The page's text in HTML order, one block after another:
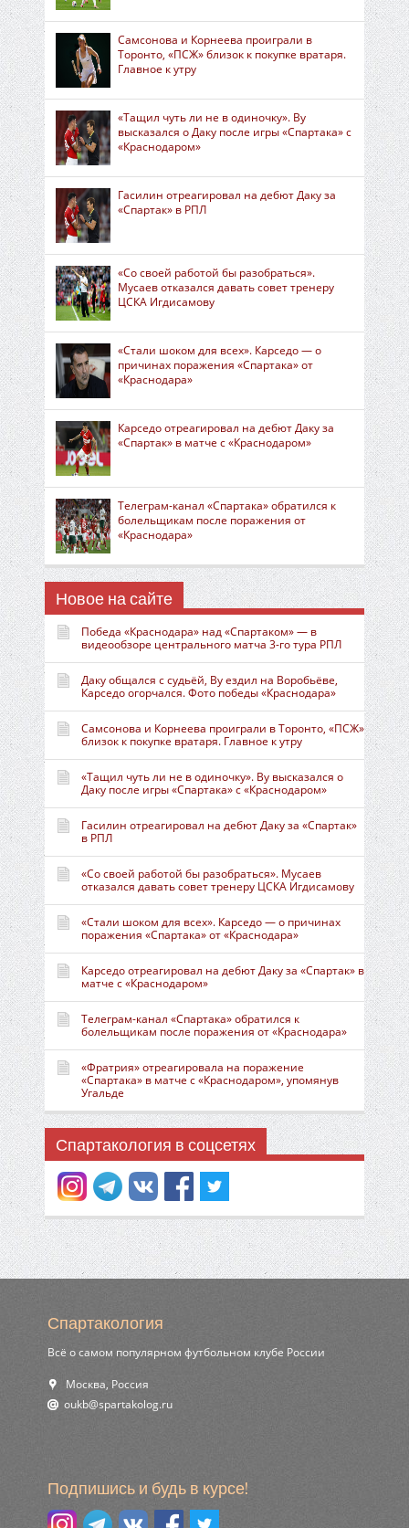
Самсонова и Корнеева проиграли в
Торонто, «ПСЖ» близок к покупке вратаря.
Главное к утру
«Тащил чуть ли не в одиночку». Ву
высказался о Даку после игры «Спартака» с
«Краснодаром»
Гасилин отреагировал на дебют Даку за
«Спартак» в РПЛ
«Со своей работой бы разобраться».
Мусаев отказался давать совет тренеру
ЦСКА Игдисамову
«Стали шоком для всех». Карседо — о
причинах поражения «Спартака» от
«Краснодара»
Карседо отреагировал на дебют Даку за
«Спартак» в матче с «Краснодаром»
Телеграм-канал «Спартака» обратился к
болельщикам после поражения от
«Краснодара»
Новое на сайте
Победа «Краснодара» над «Спартаком» — в
видеообзоре центрального матча 3-го тура РПЛ
Даку общался с судьёй, Ву ездил на Воробьёве,
Карседо огорчался. Фото победы «Краснодара»
Самсонова и Корнеева проиграли в Торонто, «ПСЖ»
близок к покупке вратаря. Главное к утру
«Тащил чуть ли не в одиночку». Ву высказался о
Даку после игры «Спартака» с «Краснодаром»
Гасилин отреагировал на дебют Даку за «Спартак»
в РПЛ
«Со своей работой бы разобраться». Мусаев
отказался давать совет тренеру ЦСКА Игдисамову
«Стали шоком для всех». Карседо — о причинах
поражения «Спартака» от «Краснодара»
Карседо отреагировал на дебют Даку за «Спартак» в
матче с «Краснодаром»
Телеграм-канал «Спартака» обратился к
болельщикам после поражения от «Краснодара»
«Фратрия» отреагировала на поражение
«Спартака» в матче с «Краснодаром», упомянув
Угальде
Спартакология в соцсетях
Спартакология
Всё о самом популярном футбольном клубе России
Москва, Россия
ur.golokatraps@bkuo
Подпишись и будь в курсе!